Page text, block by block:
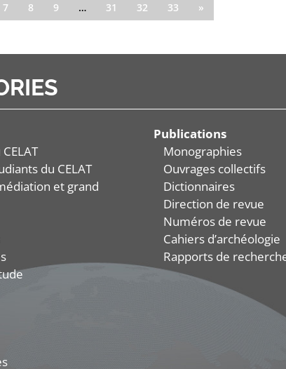
7 8 9 … 31 32 33 »
du CELAT
et grand
Publications
Monographies
Ouvrages collectifs
Dictionnaires
Direction de revue
Numéros de revue
Cahiers d’archéologie
Rapports de